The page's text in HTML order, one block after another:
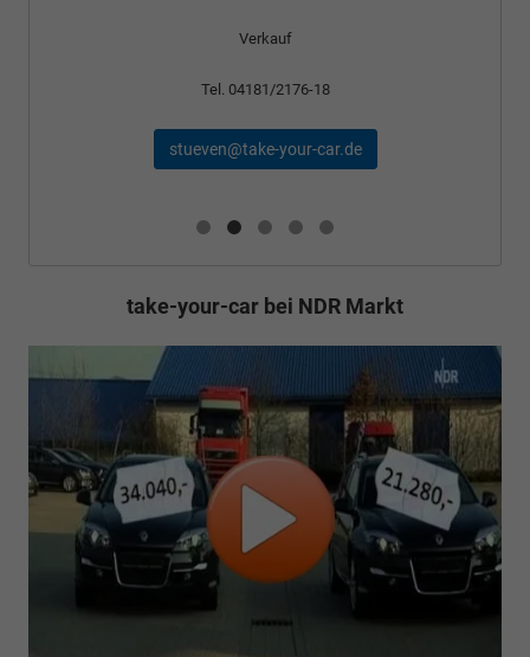
Verkauf
Tel. 04181/2176-18
stueven@take-your-car.de
take-your-car bei NDR Markt